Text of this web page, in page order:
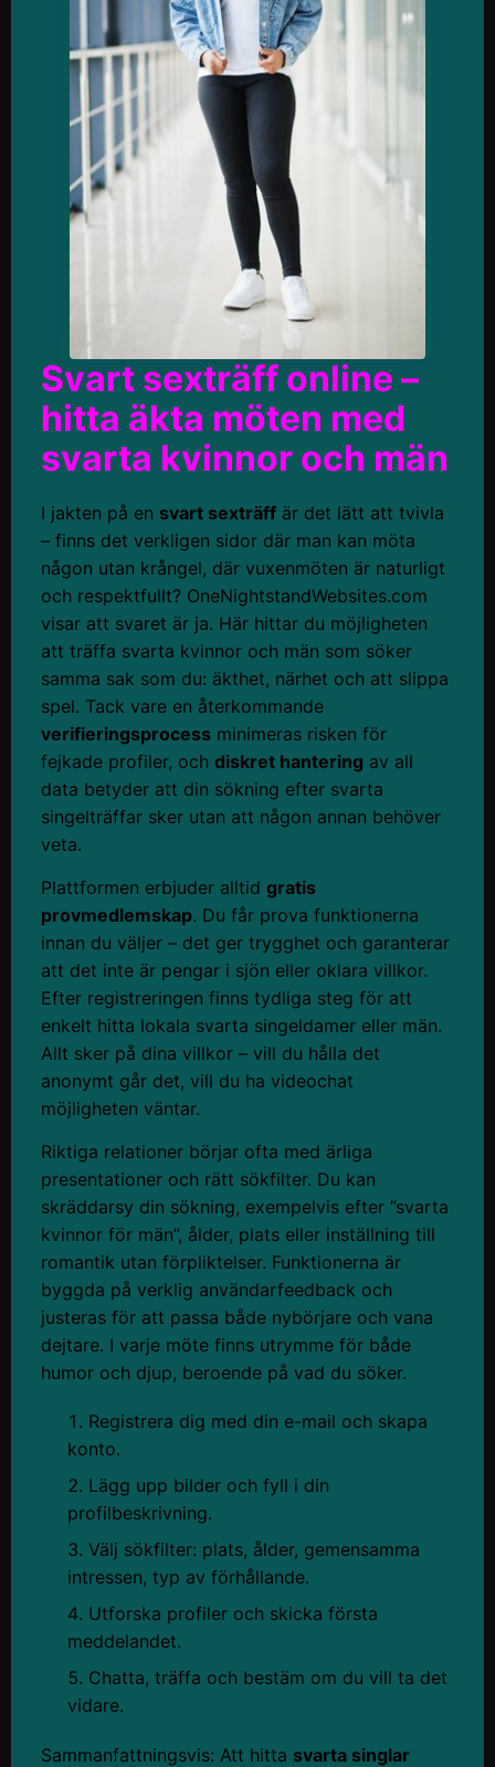
Svart sexträff online –
hitta äkta möten med
svarta kvinnor och män
I jakten på en svart sexträff är det lätt att tvivla
– finns det verkligen sidor där man kan möta
någon utan krångel, där vuxenmöten är naturligt
och respektfullt? OneNightstandWebsites.com
visar att svaret är ja. Här hittar du möjligheten
att träffa svarta kvinnor och män som söker
samma sak som du: äkthet, närhet och att slippa
spel. Tack vare en återkommande
verifieringsprocess minimeras risken för
fejkade profiler, ochdiskret hantering av all
data betyder att din sökning efter svarta
singelträffar sker utan att någon annan behöver
veta.
Plattformen erbjuder alltidgratis
provmedlemskap. Du får prova funktionerna
innan du väljer – det ger trygghet och garanterar
att det inte är pengar i sjön eller oklara villkor.
Efter registreringen finns tydliga steg för att
enkelt hitta lokala svarta singeldamer eller män.
Allt sker på dina villkor – vill du hålla det
anonymt går det, vill du ha videochat
möjligheten väntar.
Riktiga relationer börjar ofta med ärliga
presentationer och rätt sökfilter. Du kan
skräddarsy din sökning, exempelvis efter ”svarta
kvinnor för män”, ålder, plats eller inställning till
romantik utan förpliktelser. Funktionerna är
byggda på verklig användarfeedback och
justeras för att passa både nybörjare och vana
dejtare. I varje möte finns utrymme för både
humor och djup, beroende på vad du söker.
Registrera dig med din e-mail och skapa
konto.
Lägg upp bilder och fyll i din
profilbeskrivning.
Välj sökfilter: plats, ålder, gemensamma
intressen, typ av förhållande.
Utforska profiler och skicka första
meddelandet.
Chatta, träffa och bestäm om du vill ta det
vidare.
Sammanfattningsvis: Att hitta svarta singlar